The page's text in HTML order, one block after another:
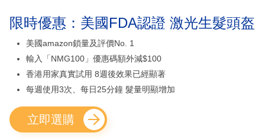
限時優惠：美國FDA認證 激光生髮頭盔
美國amazon鎖量及評價No. 1
輸入「NMG100」優惠碼額外減$100
香港用家真實試用 8週後效果已經顯著
每週使用3次、每日25分鐘 髮量明顯增加
立即選購